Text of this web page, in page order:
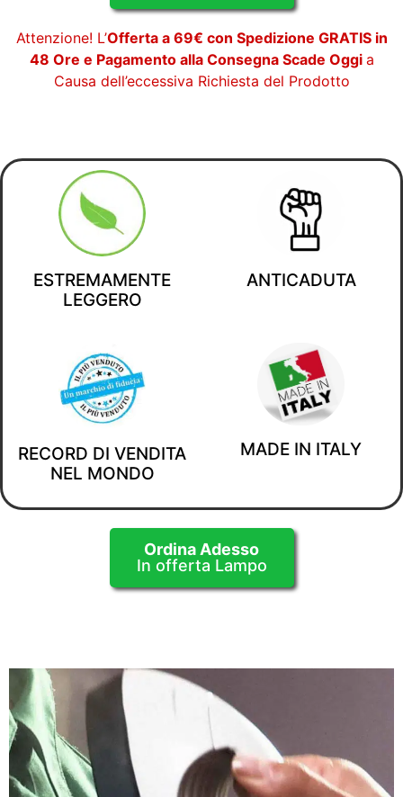
Attenzione! L’Offerta a 69€ con Spedizione GRATIS in
48 Ore e Pagamento alla Consegna Scade Oggi a
Causa dell’eccessiva Richiesta del Prodotto
ESTREMAMENTE
LEGGERO
ANTICADUTA
RECORD DI VENDITA
NEL MONDO
MADE IN ITALY
Ordina Adesso
In offerta Lampo